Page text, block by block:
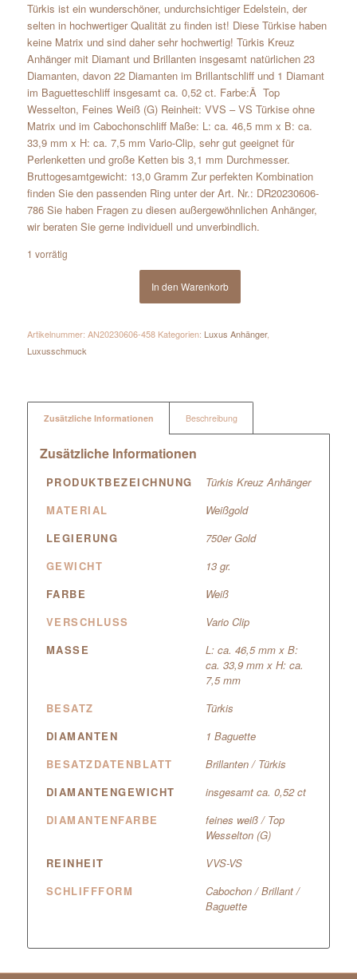
Türkis ist ein wunderschöner, undurchsichtiger Edelstein, der
selten in hochwertiger Qualität zu finden ist! Diese Türkise haben
keine Matrix und sind daher sehr hochwertig! Türkis Kreuz
Anhänger mit Diamant und Brillanten insgesamt natürlichen 23
Diamanten, davon 22 Diamanten im Brillantschliff und 1 Diamant
im Baguetteschliff insgesamt ca. 0,52 ct. Farbe:Â Top
Wesselton, Feines Weiß (G) Reinheit: VVS – VS Türkise ohne
Matrix und im Cabochonschliff Maße: L: ca. 46,5 mm x B: ca.
33,9 mm x H: ca. 7,5 mm Vario-Clip, sehr gut geeignet für
Perlenketten und große Ketten bis 3,1 mm Durchmesser.
Bruttogesamtgewicht: 13,0 Gramm Zur perfekten Kombination
finden Sie den passenden Ring unter der Art. Nr.: DR20230606-
786 Sie haben Fragen zu diesen außergewöhnlichen Anhänger,
wir beraten Sie gerne individuell und unverbindlich.
1 vorrätig
In den Warenkorb
Artikelnummer: AN20230606-458 Kategorien: Luxus Anhänger,
Luxusschmuck
Zusätzliche Informationen Beschreibung
Zusätzliche Informationen
PRODUKTBEZEICHNUNG
Türkis Kreuz Anhänger
MATERIAL
Weißgold
LEGIERUNG
750er Gold
GEWICHT
13 gr.
FARBE
Weiß
VERSCHLUSS
Vario Clip
MASSE
L: ca. 46,5 mm x B:
ca. 33,9 mm x H: ca.
7,5 mm
BESATZ
Türkis
DIAMANTEN
1 Baguette
BESATZDATENBLATT
Brillanten / Türkis
DIAMANTENGEWICHT
insgesamt ca. 0,52 ct
DIAMANTENFARBE
feines weiß / Top
Wesselton (G)
REINHEIT
VVS-VS
SCHLIFFFORM
Cabochon / Brillant /
Baguette